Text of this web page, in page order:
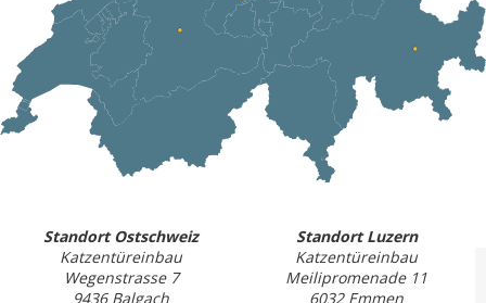
Standort Ostschweiz
Katzentüreinbau
Wegenstrasse 7
9436 Balgach
Standort Luzern
Katzentüreinbau
Meilipromenade 11
6032 Emmen